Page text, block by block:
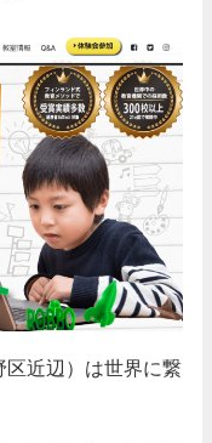
区近辺）は世界に繋